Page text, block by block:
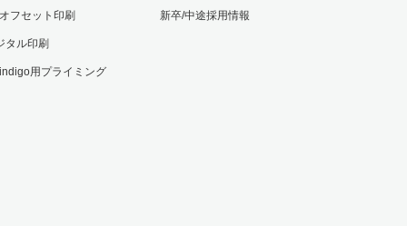
フセット印刷
タル印刷
用プライミング
新卒/中途採用情報